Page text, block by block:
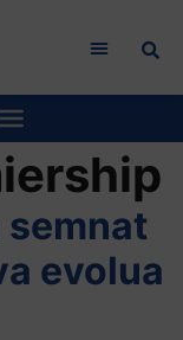
semnat
evolua